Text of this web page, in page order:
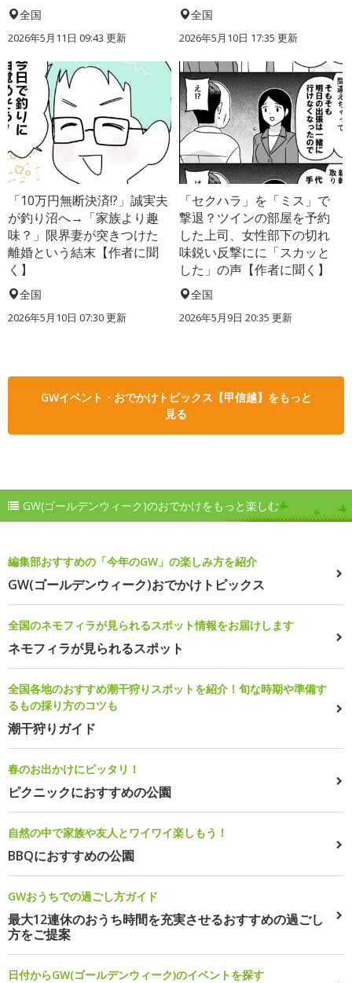
全国
2026年5月11日 09:43 更新
全国
2026年5月10日 17:35 更新
「10万円無断決済!?」誠実夫
が釣り沼へ→「家族より趣
味？」限界妻が突きつけた
離婚という結末【作者に聞
く】
全国
2026年5月10日 07:30 更新
「セクハラ」を「ミス」で
撃退？ツインの部屋を予約
した上司、女性部下の切れ
味鋭い反撃にに「スカッと
した」の声【作者に聞く】
全国
2026年5月9日 20:35 更新
GWイベント・おでかけトピックス【甲信越】をもっと
見る
GW(ゴールデンウィーク)のおでかけをもっと楽しむ
編集部おすすめの「今年のGW」の楽しみ方を紹介
GW(ゴールデンウィーク)おでかけトピックス
全国のネモフィラが見られるスポット情報をお届けします
ネモフィラが見られるスポット
全国各地のおすすめ潮干狩りスポットを紹介！旬な時期や準備す
るもの採り方のコツも
潮干狩りガイド
春のお出かけにピッタリ！
ピクニックにおすすめの公園
自然の中で家族や友人とワイワイ楽しもう！
BBQにおすすめの公園
GWおうちでの過ごし方ガイド
最大12連休のおうち時間を充実させるおすすめの過ごし
方をご提案
日付からGW(ゴールデンウィーク)のイベントを探す